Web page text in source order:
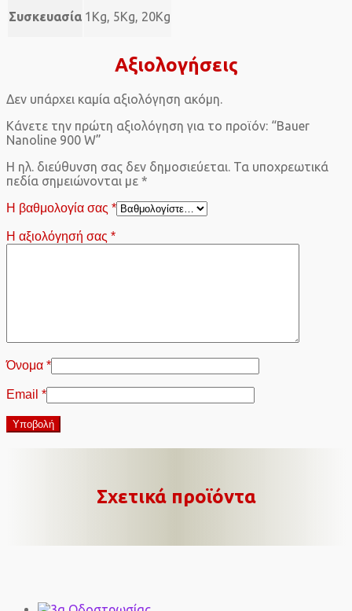
Συσκευασία 1Kg, 5Kg, 20Kg
Αξιολογήσεις
Δεν υπάρχει καμία αξιολόγηση ακόμη.
Κάνετε την πρώτη αξιολόγηση για το προϊόν: “Bauer
Nanoline 900 W”
Η ηλ. διεύθυνση σας δεν δημοσιεύεται. Τα υποχρεωτικά
πεδία σημειώνονται με *
Η βαθμολογία σας *
Η αξιολόγησή σας *
Όνομα *
Email *
Σχετικά προϊόντα